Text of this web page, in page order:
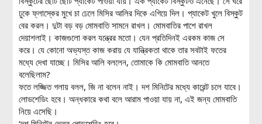
ঢুকে ফ্লাস্কের মুখে চা ঢেলে মিসির আলির দিকে এগিয়ে দিল। প্যাকেট খুলে বিস্কুট
বের করল। দুটা বড় বড় মোমবাতি সামনে রাখল। মোমবাতির পাশে রাখল
দেয়াশলাই। কাজগুলো করল যন্ত্রের মতো। যেন প্রতিদিনই এরকম কাজ সে
করে। যে কোনো অভ্যস্ত কাজ করায় যে যান্ত্রিকতা থাকে তার সবটাই ফতের
মধ্যে দেখা যাচ্ছে। মিসির আলি বললেন, তোমাকে কি মোমবাতি আনতে
বলেছিলাম?
ফতে লজ্জিত গলায় বলল, জি না বলেন নাই। দশ মিনিটের মধ্যে কারেন্ট চলে যাবে।
লোডশেডিং হবে। অন্ধকারে কথা বলে আরাম পাওয়া যায় না, এই জন্য মোমবাতি
নিয়ে এসেছি।